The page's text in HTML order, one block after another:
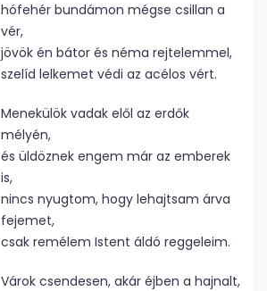
hófehér bundámon mégse csillan a
vér,
jövök én bátor és néma rejtelemmel,
szelíd lelkemet védi az acélos vért.
Menekülök vadak elől az erdők
mélyén,
és üldöznek engem már az emberek
is,
nincs nyugtom, hogy lehajtsam árva
fejemet,
csak remélem Istent áldó reggeleim.
Várok csendesen, akár éjben a hajnalt,